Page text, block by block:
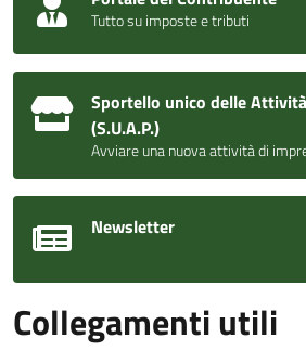
Tutto su imposte e tributi
Sportello unico delle
(S.U.A.P.)
Avviare una nuova attività di
Newsletter
Collegamenti utili